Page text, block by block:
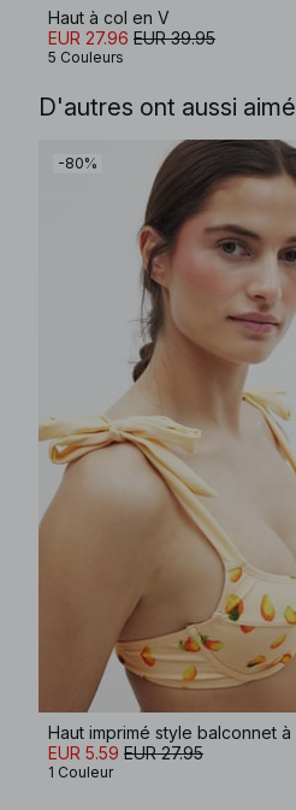
Haut à col en V
EUR 27.96 EUR 39.95
5 Couleurs
D'autres ont aussi aimé
-80%
EUR 5.59 EUR 27.95
1 Couleur